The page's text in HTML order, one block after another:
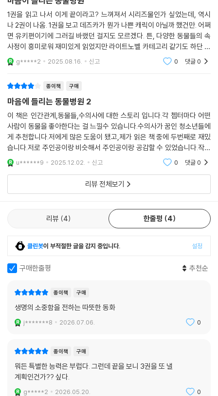
1권을 읽고 나서 이게 끝이라고? 느껴져서 시리즈물인가 싶었는데, 역시
나 2권이 나옴. 1권을 보고 데즈카가 뭔가 나쁜 캐릭이 아닐까 했건만. 어쩌
면 유키편이기에 그러길 바랬던 걸지도 모르겠다. 튼, 다양한 동물들의 속
사정이 흥미로워 재미있게 읽었지만 라이트노벨 카테고리 같기도 하단 생
각이 드는 2권이었다.
g*****2 2025.08.16. 신고 0 댓글0
종이책 구매
마음에 들리는 동물병원 2
이 책은 인간관계,동물들,수의사에 대한 스토리 입니다.각 쳅터마다 어떤
사람이 동물을 좋아한다는 걸 느낄수 있습니다.수의사가 꿈인 청소년들에
게 추천합니다.저에게 많은 도움이 됐고,제가 읽은 책 중에 두번째로 재밌
습니다.저로 주인공이랑 비슷해서 주인공이랑 공감할 수 있었습니다.작가
님의 표현과 캐릭터들의 조합이 완벽했습니다.동물을 좋아하시는 분과 동
물에 대해서 조금
u******9 2025.12.02. 신고 0 댓글0
리뷰 전체보기
리뷰 4 한줄평 4
클린봇이 부적절한 글을 감지 중입니다. 설정
구매한줄평 추천순
종이책 구매
생명의 소중함을 전하는 따뜻한 동화
j*******8 2026.07.06. 0
종이책 구매
뭐든 특별한 능력은 부럽다. 그런데 끝을 보니 3권을 또 낼
계획인건가?? 싶다.
g*****2 2026.05.20. 0